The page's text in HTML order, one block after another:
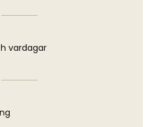
vardagar